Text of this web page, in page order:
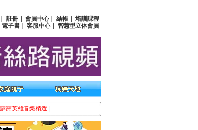
註冊 會員中心｜ 結帳
培訓課程
電子書 客服中心｜ 智慧型立体會員
霹靂英雄音樂精選